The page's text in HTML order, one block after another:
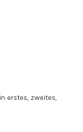
erstes, zweites,